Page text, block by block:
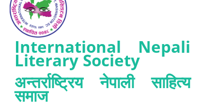
International Nepali
Literary Society
अन्तर्राष्ट्रिय नेपाली साहित्य
समाज